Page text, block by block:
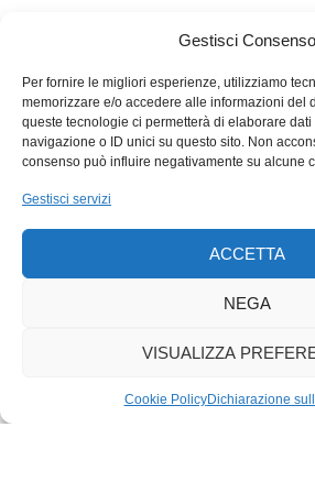
Gestisci Consenso
Per fornire le migliori esperienze, utilizziamo
memorizzare e/o accedere alle informazioni del
queste tecnologie ci permetterà di elaborare
navigazione o ID unici su questo sito. Non
consenso può influire negativamente su alcune
Gestisci servizi
ACCETTA
NEGA
VISUALIZZA
Cookie PolicyDichiarazione
dove i residenti si dedicano alle loro
per i turisti. I caffè e gli altri locali sono
anche la programmazione culturale
variatissima, è rivolta soprattutto a loro
le grandi mostre dei musei più famosi);
biblioteche, cinema, teatri di quartiere,
culturali, il turista è benvenuto ma senza
gioco. Insomma, se a Venezia e
si sentono ospiti a casa loro, i parigini